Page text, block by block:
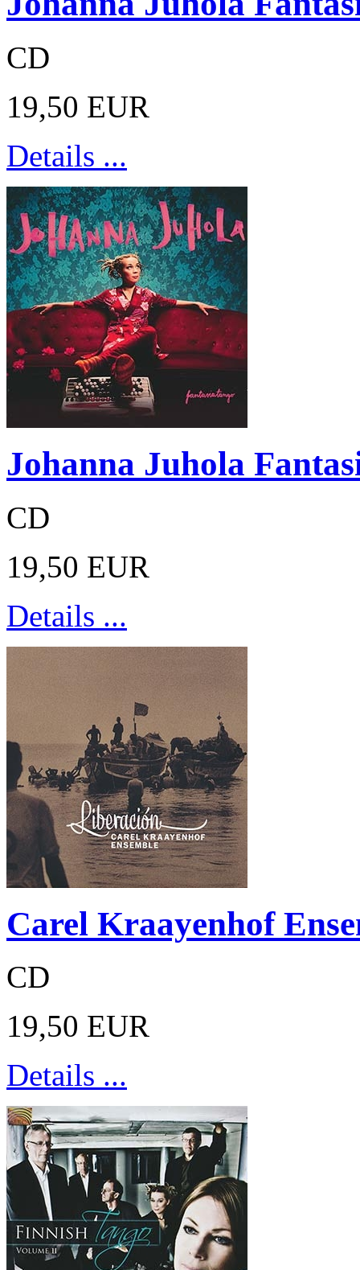
CD
19,50 EUR
Details ...
Johanna Juhola
CD
19,50 EUR
Details ...
Carel Kraayenhof
CD
19,50 EUR
Details ...